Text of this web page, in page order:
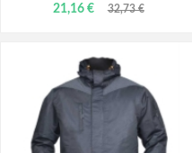
21,16 € 32,73 €